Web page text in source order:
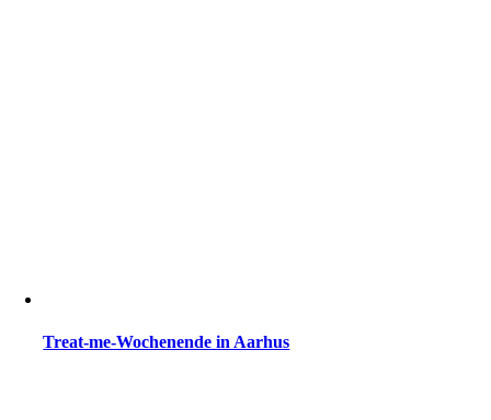
Treat-me-Wochenende in Aarhus